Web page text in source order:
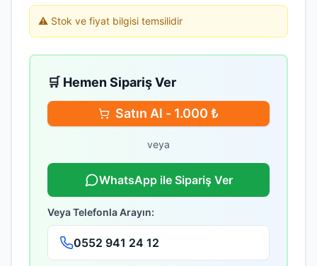
⚠️ Stok ve fiyat bilgisi temsilidir
🛒 Hemen Sipariş Ver
Satın Al - 1.000 ₺
veya
WhatsApp ile Sipariş Ver
Veya Telefonla Arayın:
0552 941 24 12